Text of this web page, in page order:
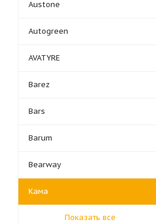
Austone
Autogreen
AVATYRE
Barez
Bars
Barum
Bearway
Кама
Показать все